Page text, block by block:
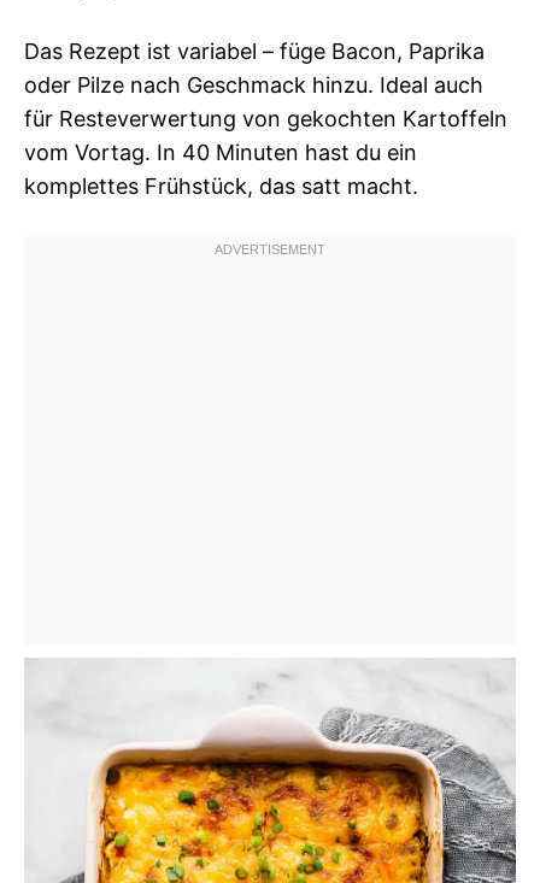
Das Rezept ist variabel – füge Bacon, Paprika
oder Pilze nach Geschmack hinzu. Ideal auch
für Resteverwertung von gekochten Kartoffeln
vom Vortag. In 40 Minuten hast du ein
komplettes Frühstück, das satt macht.